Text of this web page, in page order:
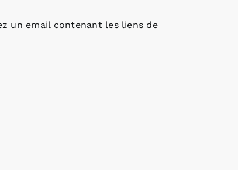
un email contenant les liens de